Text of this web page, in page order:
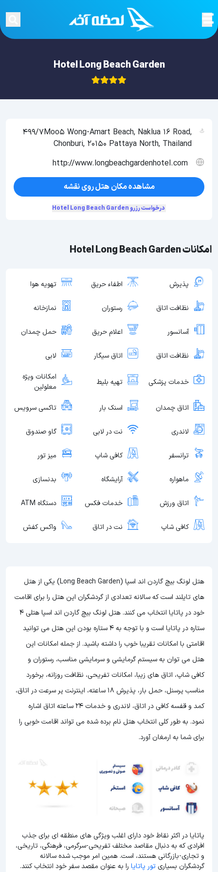
Hotel Long Beach Garden
امکانات Hotel Long Beach Garden
پذیرش اطفاء حریق تهویه هوا
نظافت اتاق رستوران نمازخانه
آسانسور اعلام حریق حمل چمدان
نظافت اتاق اتاق سیگار لابی
خدمات پزشکی تهیه بلیط
امکانات ویژه
معلولین
اتاق چمدان اسنک بار تاکسی سرویس
لاندری نت در لابی گاو صندوق
ترانسفر کافی شاپ میز تور
ماهواره آرایشگاه بدنسازی
اتاق ورزش خدمات فکس دستگاه ATM
کافی شاپ نت در اتاق واکس کفش
هتل لونگ بیچ گاردن اند اسپا (Long Beach Garden) یکی از هتل
های تایلند است که سالانه تعدادی از گردشگران این هتل را برای اقامت
خود در پاتایا انتخاب می کنند. هتل لونگ بیچ گاردن اند اسپا هتلی 4
ستاره در پاتایا است و با توجه به 4 ستاره بودن این هتل
می توانید
اقامتی با امکانات تقریبا خوب را داشته باشید. از جمله امکانات این
هتل می توان به سیستم گرمایشی و سرمایشی مناسب، رستوران و
کافی شاپ، اتاق های زیبا، امکانات تفریحی، نظافت روزانه، برخورد
مناسب پرسنل، حمل بار، پذیرش 18 ساعته، اینترنت پر سرعت در اتاق،
کمد و قفسه کافی در اتاق، لاندری و خدمات 24 ساعته اتاق اشاره
نمود. به طور کلی انتخاب هتل نام برده شده می تواند اقامت خوبی را
برای شما به ارمغان آورد.
پاتایا در اکثر نقاط خود دارای اغلب ویژگی های منطقه ای برای جذب
افرادی که به دنبال مقاصد مختلف تفریحی-سرگرمی، فرهنگی، تاریخی،
و تجاری-بازرگانی هستند، است. همین امر موجب شده سالانه
گردشگران بسیاریتور پاتایا را به عنوان مقصد سفر خود انتخاب کنند.
499/7Moo5 Wong-Amart Beach, Naklua 16 Road,
Chonburi, 20150 Pattaya North, Thailand
http://www.longbeachgardenhotel.com
مشاهده مکان هتل روی نقشه
درخواست رزرو Hotel Long Beach Garden